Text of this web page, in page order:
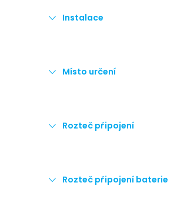
Instalace
Místo určení
Rozteč připojení
Rozteč připojení baterie